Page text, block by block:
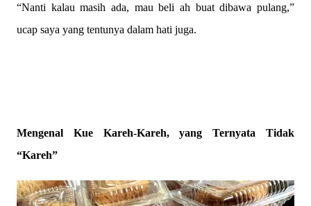
“Nanti kalau masih ada, mau beli ah buat dibawa pulang,”
ucap saya yang tentunya dalam hati juga.
Mengenal Kue Kareh-Kareh, yang Ternyata Tidak
“Kareh”